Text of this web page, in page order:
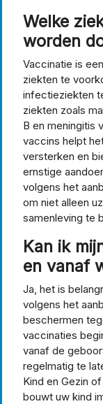
Welke
worden
Vaccinatie is
ziekten te
infectieziekten
ziekten zoals
B en meningitis
vaccins helpt
versterken en
ernstige
volgens het
om niet alleen
samenleving te
Kan ik
en vanaf
Ja, het is
volgens het
beschermen
vaccinaties
vanaf de
regelmatig te
Kind en Gezin
bouwt uw kind